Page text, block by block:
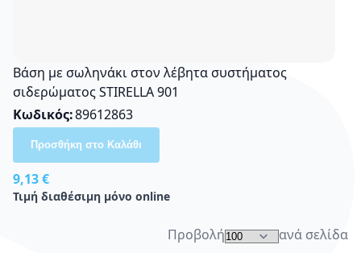
Βάση με σωληνάκι στον λέβητα συστήματος
σιδερώματος STIRELLA 901
Κωδικός 89612863
9,13 €
Τιμή διαθέσιμη μόνο online
Προσθήκη στο Καλάθι
Προβολή ανά σελίδα